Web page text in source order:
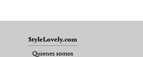
StyleLovely.com
Quienes somos